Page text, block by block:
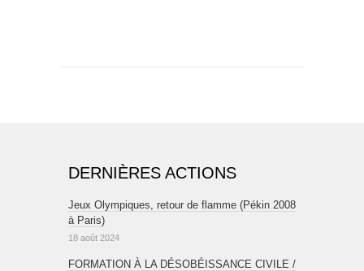
DERNIÈRES ACTIONS
Jeux Olympiques, retour de flamme (Pékin 2008
à Paris)
18 août 2024
FORMATION À LA DÉSOBÉISSANCE CIVILE /